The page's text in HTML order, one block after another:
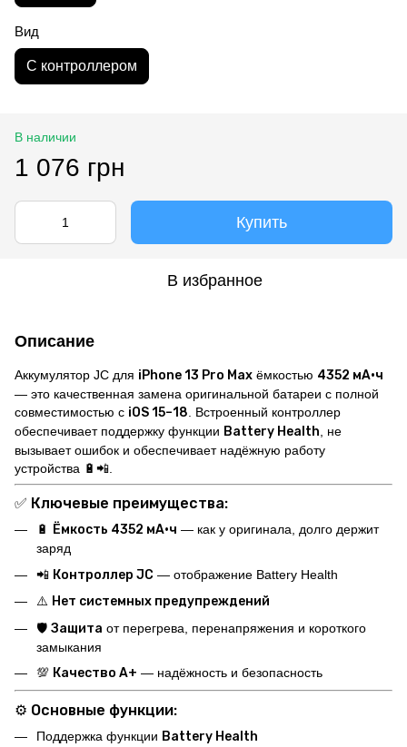
Вид
С контроллером
В наличии
1 076 грн
Купить
В избранное
Описание
Аккумулятор JC для iPhone 13 Pro Max ёмкостью 4352 мА·ч
— это качественная замена оригинальной батареи с полной
совместимостью с iOS 15–18 . Встроенный контроллер
обеспечивает поддержку функции Battery Health , не
вызывает ошибок и обеспечивает надёжную работу
устройства 🔋📲.
✅ Ключевые преимущества:
🔋 Ёмкость 4352 мА·ч — как у оригинала, долго держит
заряд
📲 Контроллер JC — отображение Battery Health
⚠️ Нет системных предупреждений
🛡️ Защита от перегрева, перенапряжения и короткого
замыкания
💯 Качество А+ — надёжность и безопасность
⚙️ Основные функции:
Поддержка функции Battery Health